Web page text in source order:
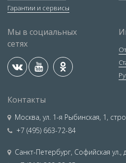
Гарантии и сервисы
Мы в социальных
сетях
Контакты
Москва, ул. 1-я Рыбинская, 1,
+7 (495) 663-72-84
Санкт-Петербург, Софийская ул.,